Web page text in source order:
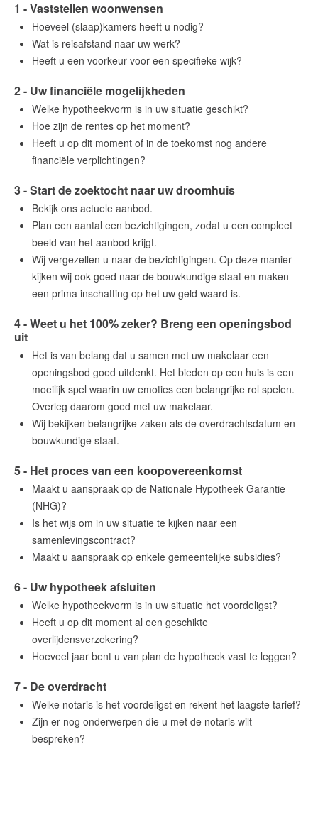
RE/MAX Makelaarsgilde
makelaarsgilde@remax.nl
English?
1 - Vaststellen woonwensen
Hoeveel (slaap)kamers heeft u nodig?
Wat is reisafstand naar uw werk?
Heeft u een voorkeur voor een specifieke wijk?
2 - Uw financiële mogelijkheden
Welke hypotheekvorm is in uw situatie geschikt?
Hoe zijn de rentes op het moment?
Heeft u op dit moment of in de toekomst nog andere
financiële verplichtingen?
3 - Start de zoektocht naar uw droomhuis
Bekijk ons actuele aanbod.
Plan een aantal een bezichtigingen, zodat u een compleet
beeld van het aanbod krijgt.
Wij vergezellen u naar de bezichtigingen. Op deze manier
kijken wij ook goed naar de bouwkundige staat en maken
een prima inschatting op het uw geld waard is.
4 - Weet u het 100% zeker? Breng een openingsbod
uit
Het is van belang dat u samen met uw makelaar een
openingsbod goed uitdenkt. Het bieden op een huis is een
moeilijk spel waarin uw emoties een belangrijke rol spelen.
Overleg daarom goed met uw makelaar.
Wij bekijken belangrijke zaken als de overdrachtsdatum en
bouwkundige staat.
5 - Het proces van een koopovereenkomst
Maakt u aanspraak op de Nationale Hypotheek Garantie
(NHG)?
Is het wijs om in uw situatie te kijken naar een
samenlevingscontract?
Maakt u aanspraak op enkele gemeentelijke subsidies?
6 - Uw hypotheek afsluiten
Welke hypotheekvorm is in uw situatie het voordeligst?
Heeft u op dit moment al een geschikte
overlijdensverzekering?
Hoeveel jaar bent u van plan de hypotheek vast te leggen?
7 - De overdracht
Welke notaris is het voordeligst en rekent het laagste tarief?
Zijn er nog onderwerpen die u met de notaris wilt
bespreken?